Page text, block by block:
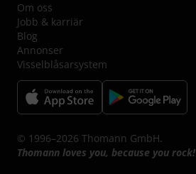
Om oss
Jobb & karriär
Blog
Annonser
Visselblåsarsystem
© 1996–2026 Thomann GmbH.
Thomann loves you, because you rock!